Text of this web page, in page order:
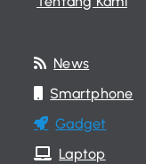
News
Smartphone
Gadget
Laptop